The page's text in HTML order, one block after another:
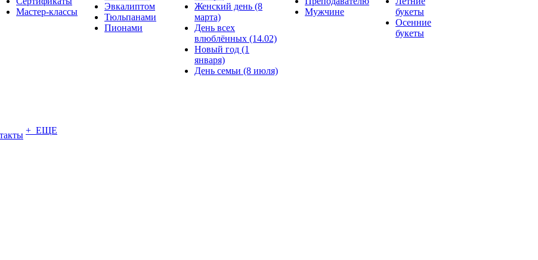
Мастер-классы
Эвкалиптом
Тюльпанами
Пионами
Женский день (8
марта)
День всех
влюблённых (14.02)
Новый год (1
января)
День семьи (8 июля)
Мужчине
букеты
Осенние
букеты
+ ЕЩЕ